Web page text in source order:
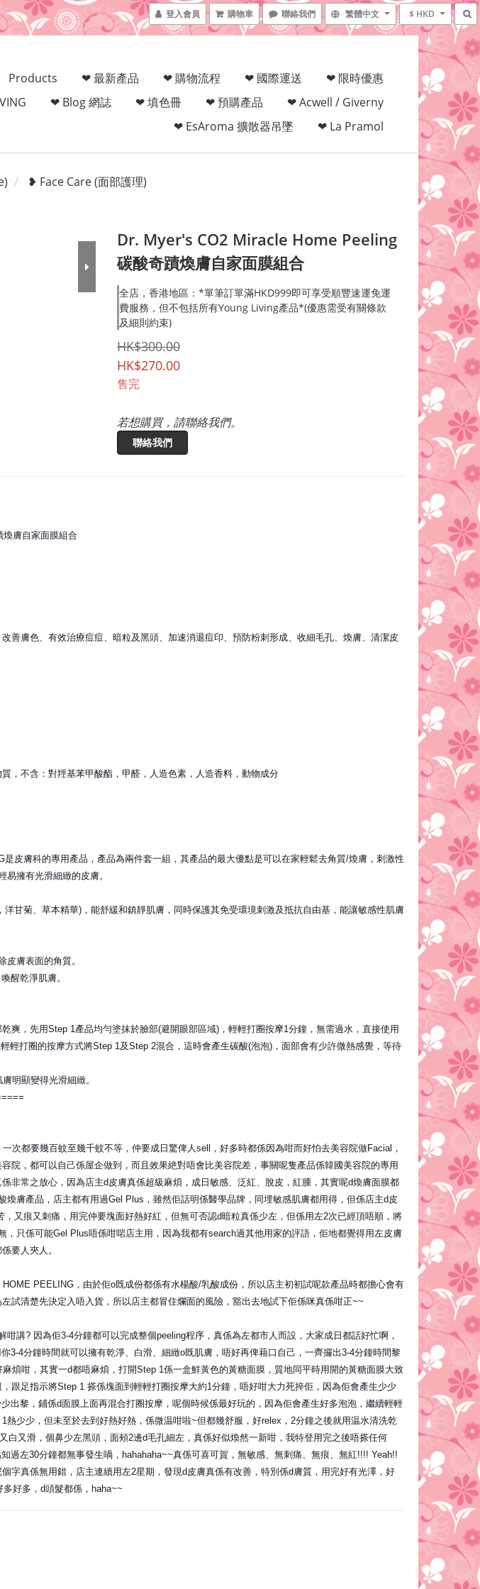
登入會員 購物車 聯絡我們 繁體中文 $ HKD
Products ❤ 最新產品 ❤ 購物流程 ❤ 國際運送
❤ 限時優惠
❤ Blog 網誌 ❤ 填色冊 ❤ 預購產品
❤ Acwell / Giverny
❤ EsAroma 擴散器吊墜
❤ La Pramol
❥ Face Care (面部護理)
Dr. Myer's CO2 Miracle Home Peeling
碳酸奇蹟煥膚自家面膜組合
全店，香港地區：*單筆訂單滿HKD999即可享受順豐速運免運
費服務，但不包括所有Young Living產品*(優惠需受有關條款
及細則約束)
HK$300.00
HK$270.00
售完
若想購買，請聯絡我們。
聯絡我們
煥膚自家面膜組合
善膚色、有效治療痘痘、暗粒及黑頭、加速消退痘印、預防粉刺形成、收細毛孔、煥膚、清潔皮
，不含：對羥基苯甲酸酯，甲醛，人造色素，人造香料，動物成分
是皮膚科的專用產品，產品為兩件套一組，其產品的最大優點是可以在家輕鬆去角質/煥膚，刺激性
擁有光滑細緻的皮膚。
甘菊、草本精華)，能舒緩和鎮靜肌膚，同時保護其免受環境刺激及抵抗自由基，能讓敏感性肌膚
皮膚表面的角質。
醒乾淨肌膚。
爽，先用Step 1產品均勻塗抹於臉部(避開眼部區域)，輕輕打圈按摩1分鐘，無需過水，直接使用
輕打圈的按摩方式將Step 1及Step 2混合，這時會產生碳酸(泡泡)，面部會有少許微熱感覺，等待
明顯變得光滑細緻。
次都要幾百蚊至幾千蚊不等，仲要成日驚俾人sell，好多時都係因為咁而好怕去美容院做Facial，
院，都可以自己係屋企做到，而且效果絶對唔會比美容院差，事關呢隻產品係韓國美容院的專用
非常之放心，因為店主d皮膚真係超級麻煩，成日敏感、泛紅、脫皮，紅腫，其實呢d煥膚面膜都
煥膚產品，店主都有用過Gel Plus，雖然佢話明係醫學品牌，同埋敏感肌膚都用得，但係店主d皮
又痕又刺痛，用完仲要塊面好熱好紅，但無可否認d暗粒真係少左，但係用左2次已經頂唔順，將
，只係可能Gel Plus唔係咁啱店主用，因為我都有search過其他用家的評語，佢地都覺得用左皮膚
要人夾人。
PEELING，由於佢o既成份都係有水楊酸/乳酸成份，所以店主初初試呢款產品時都擔心會有
試清楚先決定入唔入貨，所以店主都冒住爛面的風險，豁出去地試下佢係咪真係咁正~~
講? 因為佢3-4分鐘都可以完成整個peeling程序，真係為左都市人而設，大家成日都話好忙啊，
3-4分鐘時間就可以擁有乾淨、白滑、細緻o既肌膚，唔好再俾藉口自己，一齊攞出3-4分鐘時間黎
煩咁，其實一d都唔麻煩，打開Step 1係一盒鮮黃色的黃糖面膜，質地同平時用開的黃糖面膜大致
跟足指示將Step 1 搽係塊面到輕輕打圈按摩大約1分鐘，唔好咁大力死捽佢，因為佢會產生少少
出黎，鋪係d面膜上面再混合打圈按摩，呢個時候係最好玩的，因為佢會產生好多泡泡，繼續輕輕
熱少少，但未至於去到好熱好熱，係微温咁啦~但都幾舒服，好relex，2分鐘之後就用温水清洗乾
白又滑，個鼻少左黑頭，面頰2邊d毛孔細左，真係好似煥然一新咁，我特登用完之後唔搽任何
過左30分鐘都無事發生喎，hahahaha~~真係可喜可賀，無敏感、無刺痛、無痕、無紅!!!! Yeah!!
字真係無用錯，店主連續用左2星期，發現d皮膚真係有改善，特別係d膚質，用完好有光澤，好
好多，d頭髮都係，haha~~